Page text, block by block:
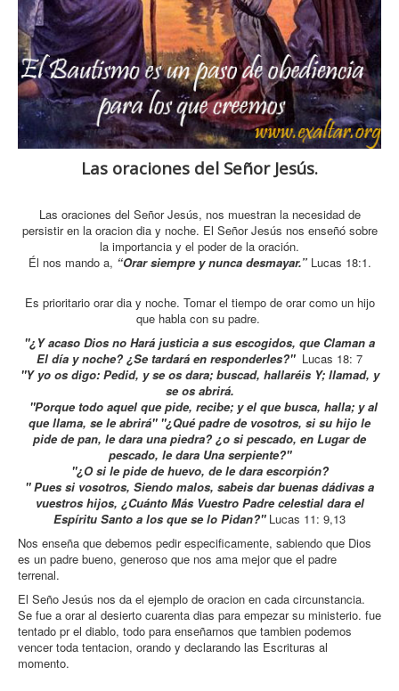
Las oraciones del Señor Jesús.
Las oraciones del Señor Jesús, nos muestran la necesidad de
persistir en la oracion dia y noche. El Señor Jesús nos enseñó sobre
la importancia y el poder de la oración.
Él nos mando a, “Orar siempre y nunca desmayar.”Lucas 18:1.
Es prioritario orar dia y noche. Tomar el tiempo de orar como un hijo
que habla con su padre.
"¿Y acaso Dios no Hará justicia a sus escogidos, que Claman a
El día y noche? ¿Se tardará en responderles?"Lucas 18: 7
"Y yo os digo: Pedid, y se os dara; buscad, hallaréis Y; llamad, y
se os abrirá.
"Porque todo aquel que pide, recibe; y el que busca, halla; y al
que llama, se le abrirá" "¿Qué padre de vosotros, si su hijo le
pide de pan, le dara una piedra? ¿o si pescado, en Lugar de
pescado, le dara Una serpiente?"
"¿O si le pide de huevo, de le dara escorpión?
" Pues si vosotros, Siendo malos, sabeis dar buenas dádivas a
vuestros hijos, ¿Cuánto Más Vuestro Padre celestial dara el
Espíritu Santo a los que se lo Pidan?"Lucas 11: 9,13
Nos enseña que debemos pedir especificamente, sabiendo que Dios
es un padre bueno, generoso que nos ama mejor que el padre
terrenal.
El Seño Jesús nos da el ejemplo de oracion en cada circunstancia.
Se fue a orar al desierto cuarenta dias para empezar su ministerio. fue
tentado pr el diablo, todo para enseñarnos que tambien podemos
vencer toda tentacion, orando y declarando las Escrituras al
momento.